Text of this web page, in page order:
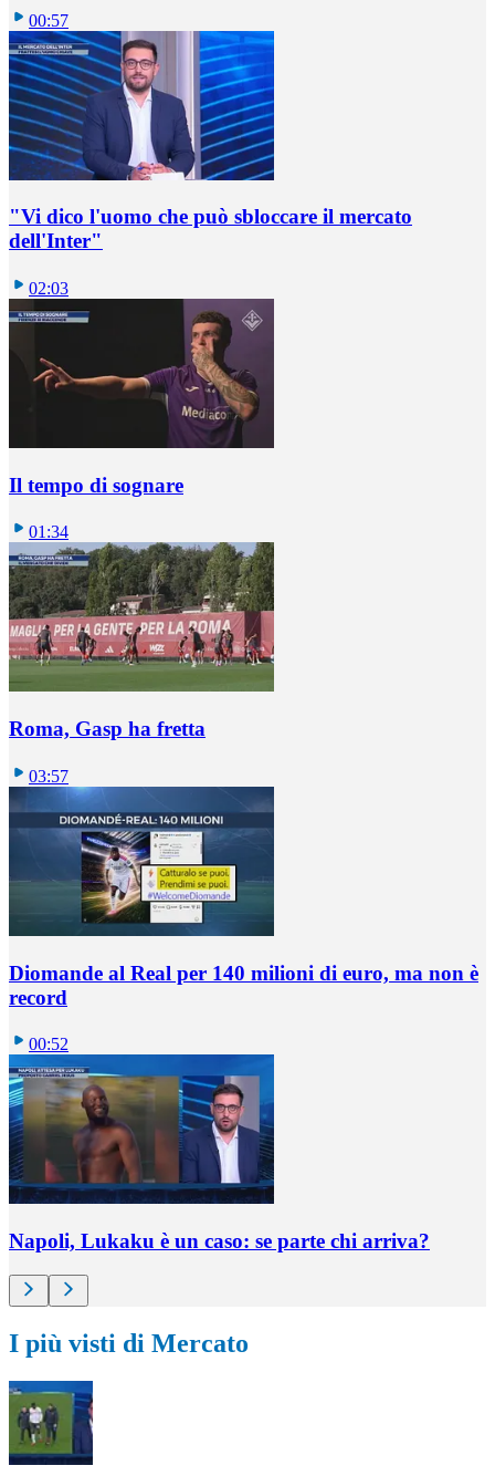
00:57
"Vi dico l'uomo che può sbloccare il mercato
dell'Inter"
02:03
Il tempo di sognare
01:34
Roma, Gasp ha fretta
03:57
Diomande al Real per 140 milioni di euro, ma non è
record
00:52
Napoli, Lukaku è un caso: se parte chi arriva?
I più visti di Mercato